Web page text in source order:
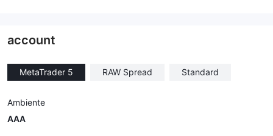
account
MetaTrader 5 RAW Spread Standard
Ambiente
AAA